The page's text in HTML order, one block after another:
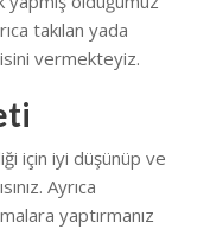
takılan yada
vermekteyiz.
için iyi düşünüp ve
Ayrıca
yaptırmanız